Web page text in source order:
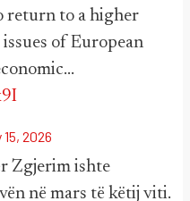
return to a higher
of European
15, 2026
Zgjerim ishte
në mars të këtij viti.